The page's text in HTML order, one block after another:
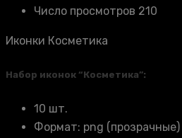
Число просмотров 210
Иконки Косметика
Набор иконок “Косметика”:
10 шт.
Формат: png (прозрачные)